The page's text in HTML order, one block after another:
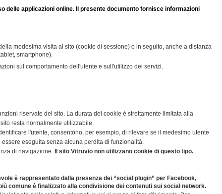
delle applicazioni online. Il presente documento fornisce informazioni
medesima visita al sito (cookie di sessione) o in seguito, anche a distanza
smartphone).
sul comportamento dell'utente e sull'utilizzo dei servizi.
riservate del sito. La durata dei cookie è strettamente limitata alla
resta normalmente utilizzabile.
l'utente, consentono, per esempio, di rilevare se il medesimo utente
eseguita senza alcuna perdita di funzionalità.
di navigazione. Il sito Vitruvio non utilizzano cookie di questo tipo.
è rappresentato dalla presenza dei “social plugin” per Facebook,
comune è finalizzato alla condivisione dei contenuti sui social network.